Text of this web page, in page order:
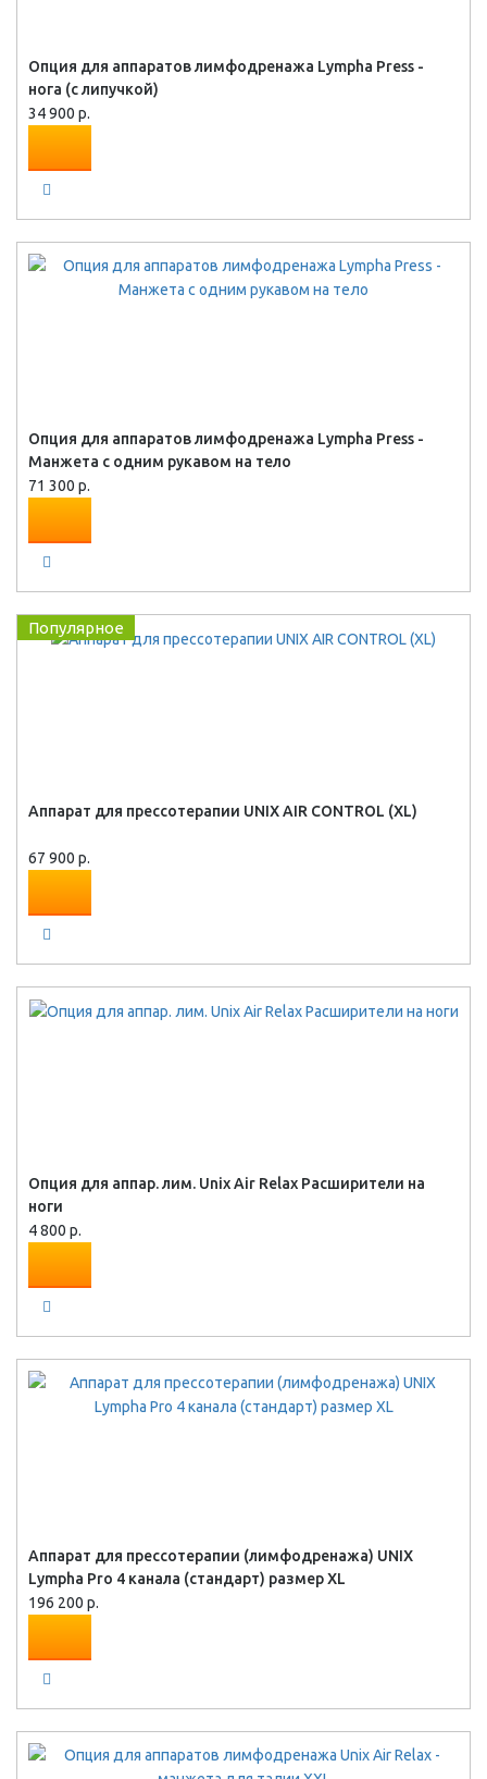
Опция для аппаратов лимфодренажа Lympha Press -
нога (с липучкой)
34 900 р.
Опция для аппаратов лимфодренажа Lympha Press -
Манжета с одним рукавом на тело
71 300 р.
Популярное
Аппарат для прессотерапии UNIX AIR CONTROL (XL)
67 900 р.
Опция для аппар. лим. Unix Air Relax Расширители на
ноги
4 800 р.
Аппарат для прессотерапии (лимфодренажа) UNIX
Lympha Pro 4 канала (стандарт) размер XL
196 200 р.